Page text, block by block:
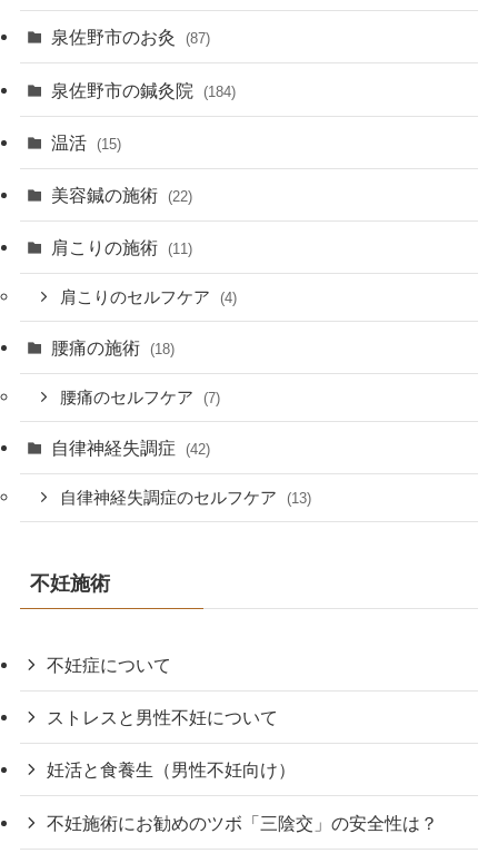
泉佐野市のお灸 (87)
泉佐野市の鍼灸院 (184)
温活 (15)
美容鍼の施術 (22)
肩こりの施術 (11)
肩こりのセルフケア (4)
腰痛の施術 (18)
腰痛のセルフケア (7)
自律神経失調症 (42)
自律神経失調症のセルフケア (13)
不妊施術
不妊症について
ストレスと男性不妊について
妊活と食養生（男性不妊向け）
不妊施術にお勧めのツボ「三陰交」の安全性は？